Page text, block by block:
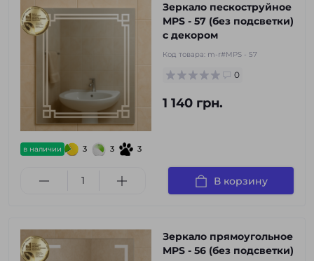
в наличии 3 3 3
Зеркало пескоструйное
MPS - 57 (без подсветки)
с декором
Код товара: m-r#MPS - 57
0
1 140 грн.
В корзину
Зеркало прямоугольное
MPS - 56 (без подсветки)